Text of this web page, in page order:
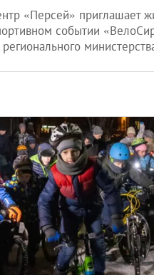
«Персей» приглашает
событии